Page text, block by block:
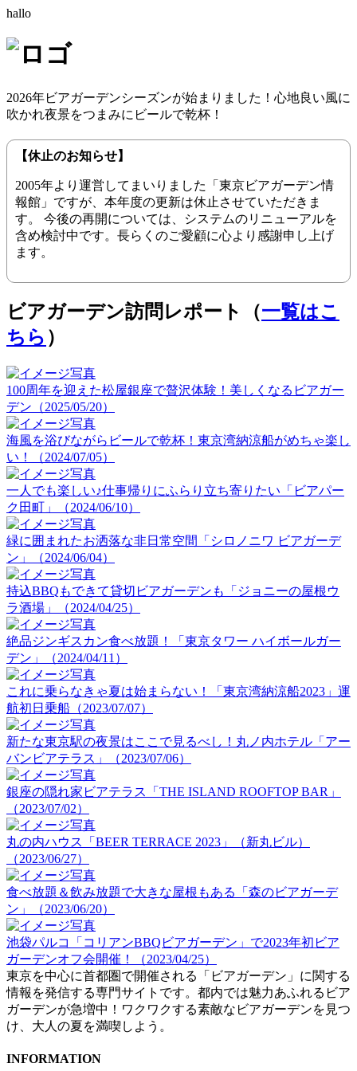
hallo
2026年ビアガーデンシーズンが始まりました！心地良い風に
吹かれ夜景をつまみにビールで乾杯！
【休止のお知らせ】
2005年より運営してまいりました「東京ビアガーデン情
報館」ですが、本年度の更新は休止させていただきま
す。 今後の再開については、システムのリニューアルを
含め検討中です。長らくのご愛顧に心より感謝申し上げ
ます。
ビアガーデン訪問レポート（一覧はこ
ちら ）
100周年を迎えた松屋銀座で贅沢体験！美しくなるビアガー
デン（2025/05/20）
海風を浴びながらビールで乾杯！東京湾納涼船がめちゃ楽し
い！（2024/07/05）
一人でも楽しい♪仕事帰りにふらり立ち寄りたい「ビアパー
ク田町」（2024/06/10）
緑に囲まれたお洒落な非日常空間「シロノニワ ビアガーデ
ン」（2024/06/04）
持込BBQもできて貸切ビアガーデンも「ジョニーの屋根ウ
ラ酒場」（2024/04/25）
絶品ジンギスカン食べ放題！「東京タワー ハイボールガー
デン」（2024/04/11）
これに乗らなきゃ夏は始まらない！「東京湾納涼船2023」運
航初日乗船（2023/07/07）
新たな東京駅の夜景はここで見るべし！丸ノ内ホテル「アー
バンビアテラス」（2023/07/06）
銀座の隠れ家ビアテラス「THE ISLAND ROOFTOP BAR」
（2023/07/02）
丸の内ハウス「BEER TERRACE 2023」（新丸ビル）
（2023/06/27）
食べ放題＆飲み放題で大きな屋根もある「森のビアガーデ
ン」（2023/06/20）
池袋パルコ「コリアンBBQビアガーデン」で2023年初ビア
ガーデンオフ会開催！（2023/04/25）
東京を中心に首都圏で開催される「ビアガーデン」に関する
情報を発信する専門サイトです。都内では魅力あふれるビア
ガーデンが急増中！ワクワクする素敵なビアガーデンを見つ
け、大人の夏を満喫しよう。
INFORMATION